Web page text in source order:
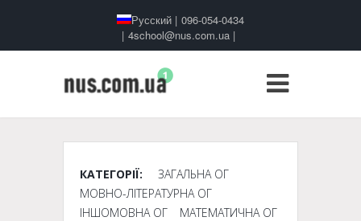
Русский | 096-054-0434
| 4school@nus.com.ua |
КАТЕГОРІЇ:
ЗАГАЛЬНА ОГ
МОВНО-ЛІТЕРАТУРНА ОГ
ІНШОМОВНА ОГ
МАТЕМАТИЧНА ОГ